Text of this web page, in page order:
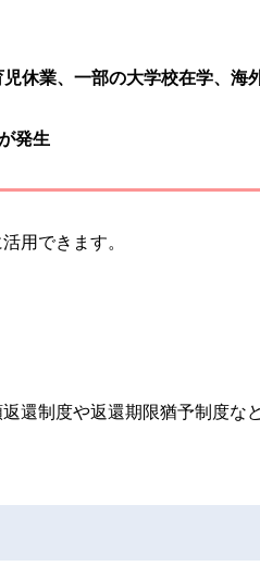
休業、一部の大学校在学、海
発生
用できます。
還制度や返還期限猶予制度な